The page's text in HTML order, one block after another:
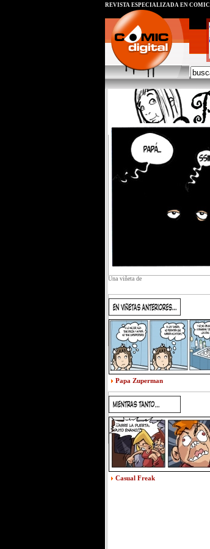
REVISTA ESPECIALIZADA EN CÓMIC
Una viñeta de
Papa Zuperman
Casual Freak